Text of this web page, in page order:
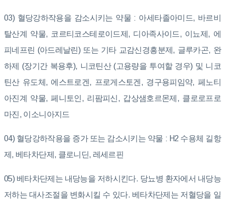
03) 혈당강하작용을 감소시키는 약물 : 아세타졸아미드, 바르비
탈산계 약물, 코르티코스테로이드제, 디아족사이드, 이뇨제, 에
피네프린 (아드레날린) 또는 기타 교감신경흥분제, 글루카곤, 완
하제 (장기간 복용후), 니코틴산 (고용량을 투여할 경우) 및 니코
틴산 유도체, 에스트로겐, 프로게스토겐, 경구용피임약, 페노티
아진계 약물, 페니토인, 리팜피신, 갑상샘호르몬제, 클로로프로
마진, 이소니아지드
04) 혈당강하작용을 증가 또는 감소시키는 약물 : H2 수용체 길항
제, 베타차단제, 클로니딘, 레세르핀
05) 베타차단제는 내당능을 저하시킨다. 당뇨병 환자에서 내당능
저하는 대사조절을 변화시킬 수 있다. 베타차단제는 저혈당을 일